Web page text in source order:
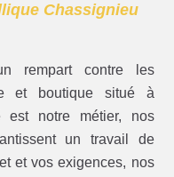
Chassignieu
rempart contre les
et boutique situé à
est notre métier, nos
un travail de
et vos exigences, nos